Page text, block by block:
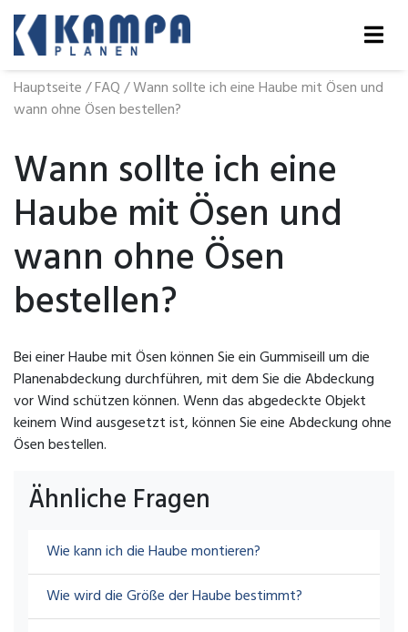
Hauptseite/FAQ/Wann sollte ich eine Haube mit Ösen und
wann ohne Ösen bestellen?
Wann sollte ich eine
Haube mit Ösen und
wann ohne Ösen
bestellen?
Bei einer Haube mit Ösen können Sie ein Gummiseill um die
Planenabdeckung durchführen, mit dem Sie die Abdeckung
vor Wind schützen können. Wenn das abgedeckte Objekt
keinem Wind ausgesetzt ist, können Sie eine Abdeckung ohne
Ösen bestellen.
Ähnliche Fragen
Wie kann ich die Haube montieren?
Wie wird die Größe der Haube bestimmt?